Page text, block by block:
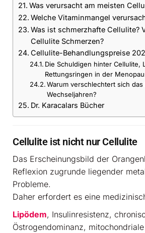
Was verursacht am meisten
Welche Vitaminmangel
Was ist schmerzhafte Cellulite?
Cellulite Schmerzen?
Cellulite-Behandlungspreise
Die Schuldigen hinter Cellulite,
Rettungsringen in der
Warum verschlechtert sich
Wechseljahren?
Dr. Karacalars Bücher
Cellulite ist nicht nur Cellulite
Das Erscheinungsbild der
Reflexion zugrunde liegender
Probleme.
Daher erfordert es eine
Lipödem, Insulinresistenz,
Östrogendominanz,